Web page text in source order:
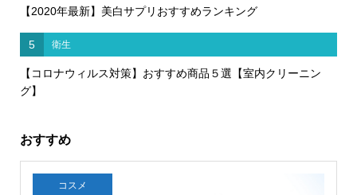
【2020年最新】美白サプリおすすめランキング
5 衛生
【コロナウィルス対策】おすすめ商品５選【室内クリーニン
グ】
おすすめ
コスメ